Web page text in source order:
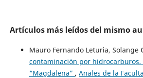
Artículos más leídos del mismo
Mauro Fernando Leturia, Solange
contaminación por hidrocarburos.
“Magdalena” , Anales de la